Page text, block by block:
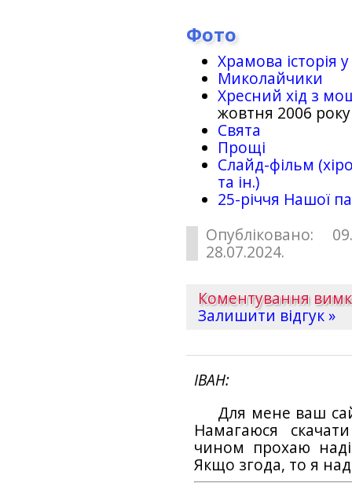
Фото
Храмова історія
Миколайчики
Хресний хід з
жовтня 2006 року
Свята
Прощі
Слайд-фільм
та ін.)
25-рiччя Нашої
Опубліковано:
28.07.2024.
Коментування
Залишити відгук »
ІВАН
Для мене ваш
Намагаюся
чином прохаю
Якщо згода, то я